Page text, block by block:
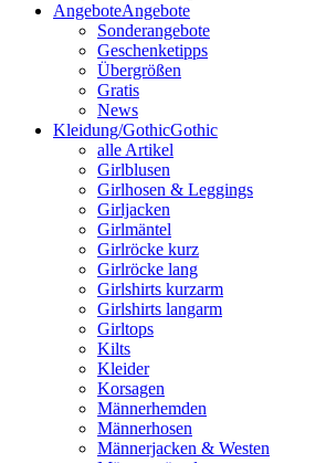
AngeboteAngebote
Sonderangebote
Geschenketipps
Übergrößen
Gratis
News
Kleidung/GothicGothic
alle Artikel
Girlblusen
Girlhosen & Leggings
Girljacken
Girlmäntel
Girlröcke kurz
Girlröcke lang
Girlshirts kurzarm
Girlshirts langarm
Girltops
Kilts
Kleider
Korsagen
Männerhemden
Männerhosen
Männerjacken & Westen